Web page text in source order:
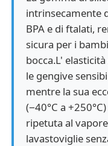
intrinsecamente
BPA e di ftalati,
sicura per i
bocca.L'
le gengive
mentre la sua
(−40°C a
ripetuta al
lavastoviglie